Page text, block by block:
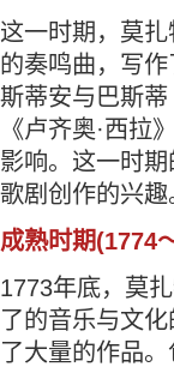
这一时期，莫
的奏鸣曲，写
斯蒂安与巴斯
《卢齐奥·西拉
影响。这一时
歌剧创作的兴趣
成熟时期(1774
1773年底，莫
了的音乐与文
了大量的作品